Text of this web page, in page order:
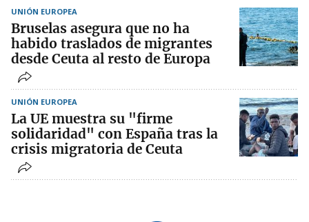
UNIÓN EUROPEA
Bruselas asegura que no ha
habido traslados de migrantes
desde Ceuta al resto de Europa
UNIÓN EUROPEA
La UE muestra su "firme
solidaridad" con España tras la
crisis migratoria de Ceuta